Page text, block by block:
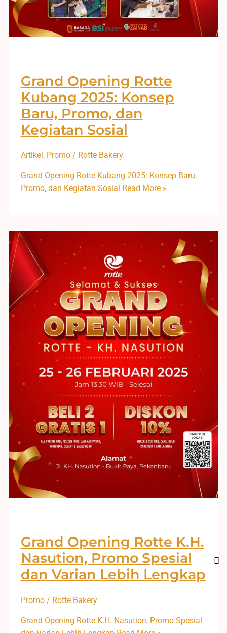
Grand Opening Rotte
Kubang 2025: Konsep
Baru, Promo, dan
Kegiatan Sosial
Artikel , Promo/ Rotte Bakery
Grand Opening Rotte Kubang 2025: Konsep Baru,
Promo, dan Kegiatan Sosial Read More »
Grand Opening Rotte K.H.
Nasution, Promo Spesial
dan Varian Lebih Lengkap
Promo/ Rotte Bakery
Grand Opening Rotte K.H. Nasution, Promo Spesial